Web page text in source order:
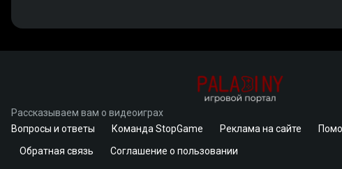
Рассказываем вам о видеоиграх
Вопросы и ответы
Команда StopGame Реклама на сайте
Обратная связь
Соглашение о пользовании